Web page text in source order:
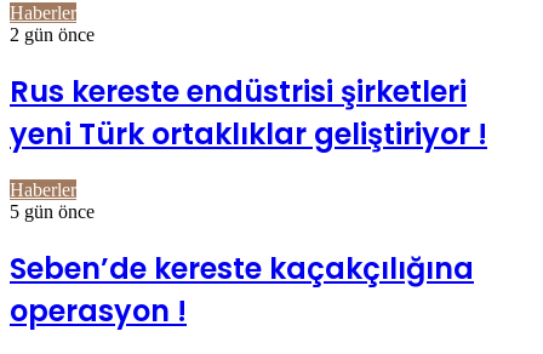
Haberler
2 gün önce
Rus kereste endüstrisi şirketleri
yeni Türk ortaklıklar geliştiriyor !
Haberler
5 gün önce
Seben’de kereste kaçakçılığına
operasyon !